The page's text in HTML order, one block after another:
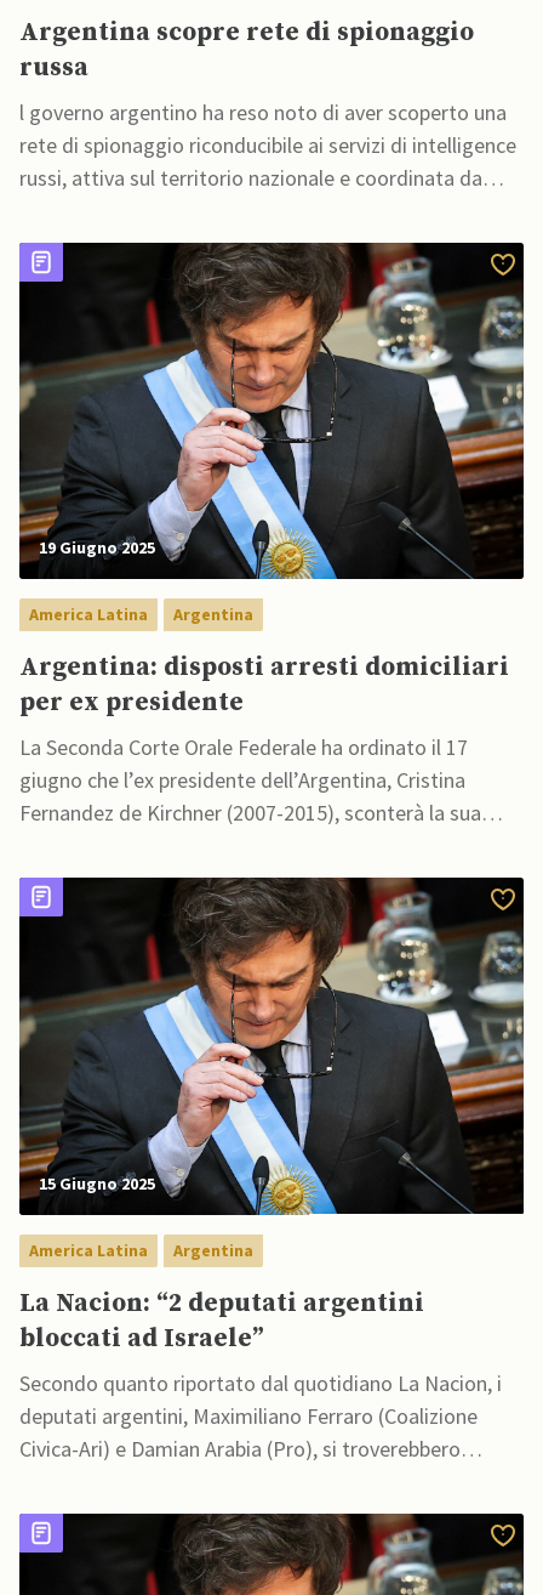
Argentina scopre rete di spionaggio
russa
l governo argentino ha reso noto di aver scoperto una
rete di spionaggio riconducibile ai servizi di intelligence
russi, attiva sul territorio nazionale e coordinata da
19 Giugno 2025
America Latina Argentina
Argentina: disposti arresti domiciliari
per ex presidente
La Seconda Corte Orale Federale ha ordinato il 17
giugno che l’ex presidente dell’Argentina, Cristina
Fernandez de Kirchner (2007-2015), sconterà la sua
arresti domiciliari.
15 Giugno 2025
America Latina Argentina
La Nacion: “2 deputati argentini
bloccati ad Israele”
Secondo quanto riportato dal quotidiano La Nacion, i
deputati argentini, Maximiliano Ferraro (Coalizione
Civica-Ari) e Damian Arabia (Pro), si troverebbero